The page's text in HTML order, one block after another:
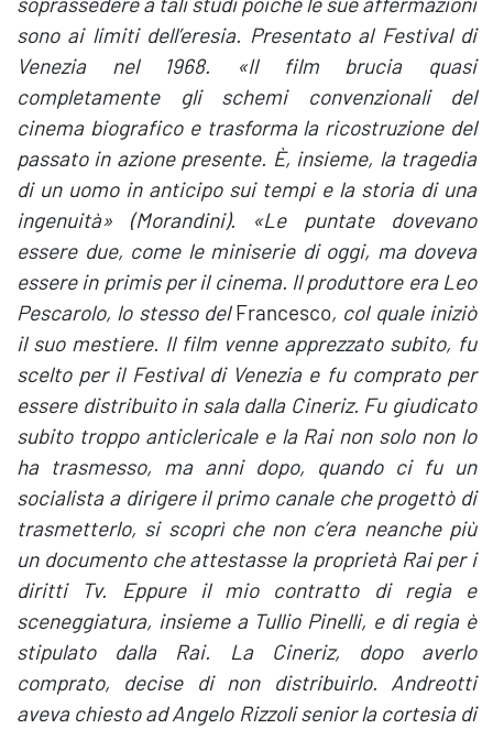
sono ai limiti dell’eresia. Presentato al Festival di
Venezia nel 1968. «Il film brucia quasi
completamente gli schemi convenzionali del
cinema biografico e trasforma la ricostruzione del
passato in azione presente. È, insieme, la tragedia
di un uomo in anticipo sui tempi e la storia di una
ingenuità» (Morandini). «Le puntate dovevano
essere due, come le miniserie di oggi, ma doveva
essere in primis per il cinema. Il produttore era Leo
Pescarolo, lo stesso delFrancesco, col quale iniziò
il suo mestiere. Il film venne apprezzato subito, fu
scelto per il Festival di Venezia e fu comprato per
essere distribuito in sala dalla Cineriz. Fu giudicato
subito troppo anticlericale e la Rai non solo non lo
ha trasmesso, ma anni dopo, quando ci fu un
socialista a dirigere il primo canale che progettò di
trasmetterlo, si scoprì che non c’era neanche più
un documento che attestasse la proprietà Rai per i
diritti Tv. Eppure il mio contratto di regia e
sceneggiatura, insieme a Tullio Pinelli, e di regia è
stipulato dalla Rai. La Cineriz, dopo averlo
comprato, decise di non distribuirlo. Andreotti
aveva chiesto ad Angelo Rizzoli senior la cortesia di